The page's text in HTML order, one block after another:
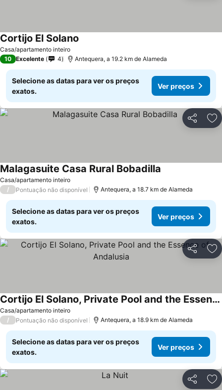
Casa/apartamento inteiro
Cortijo El Solano
10 Excelente 4 Antequera, a 19.2 km de Alameda
Selecione as datas para ver os preços
exatos.
Ver preços
Partilhar
Casa/apartamento inteiro
Malagasuite Casa Rural Bobadilla
/ Pontuação não disponível Antequera, a 18.7 km de Alameda
Selecione as datas para ver os preços
exatos.
Ver preços
Partilhar
Casa/apartamento inteiro
Cortijo El Solano, Private Pool and the Essence of Andalusia
/ Pontuação não disponível Antequera, a 18.9 km de Alameda
Selecione as datas para ver os preços
exatos.
Ver preços
Partilhar